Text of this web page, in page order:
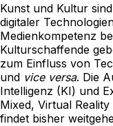
Kunst und Kultur
digitaler
Medienkompetenz
Kulturschaffende
zum Einfluss von
und vice versa. Die
Intelligenz (KI) und
Mixed, Virtual
findet bisher